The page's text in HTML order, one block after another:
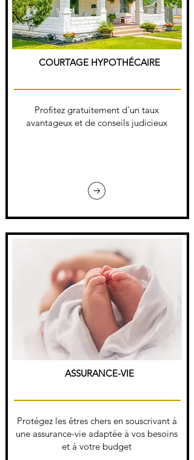
COURTAGE HYPOTHÉCAIRE
Profitez gratuitement d'un taux
avantageux et de conseils judicieux
ASSURANCE-VIE
Protégez les êtres chers en souscrivant à
une assurance-vie adaptée à vos besoins
et à votre budget